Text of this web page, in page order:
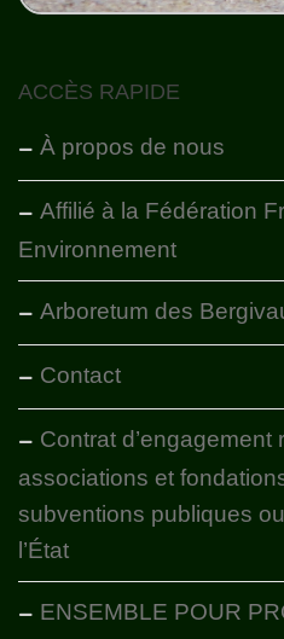
ACCÈS RAPIDE
À propos de nous
Affilié à la Fédération
Environnement
Arboretum des
Contact
Contrat d’engagement
associations et
subventions publiques
l’État
ENSEMBLE POUR